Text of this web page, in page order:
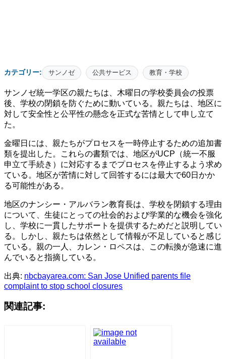
カテゴリー: サンノゼ 公共サービス 教育・学校
サンノゼ統一学区の親たちは、木曜日の学校委員会の投票
後、学校の閉鎖を防ぐために動いている。親たちは、地区に
対して安全性と公平性の懸念を正式な苦情として申し立て
た。
金曜日には、親たちがプロセスを一時停止するための追加書
類を提出した。これらの書類では、地区がUCP（統一不服
申立て手続き）に対応するまでプロセスを停止するよう求め
ている。地区が苦情に対して回答するには最大で60日かか
る可能性がある。
地区のナンシー・アルバラン教育長は、学校を閉鎖する理由
について、生徒にとっての社会的および学業的な機会を強化
し、学校に一貫したサポートを提供するためだと説明してい
る。しかし、親たちは依然として情報が不足していると感じ
ている。親の一人、カレン・ロペスは、この転換が急速に進
んでいると指摘している。
出典: nbcbayarea.com: San Jose Unified parents file
complaint to stop school closures
関連記事: